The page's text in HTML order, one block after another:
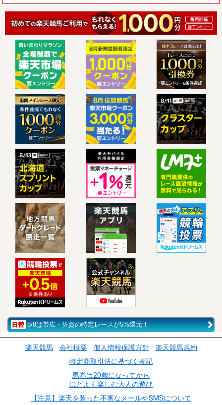
8/8は帯広・佐賀の特定レースが5%還元！
楽天競馬 会社概要 個人情報保護方針
楽天競馬規約
特定商取引法に基づく表記
馬券は20歳になってから
ほどよく楽しむ大人の遊び
【注意】楽天を装った不審なメールやSMSについて